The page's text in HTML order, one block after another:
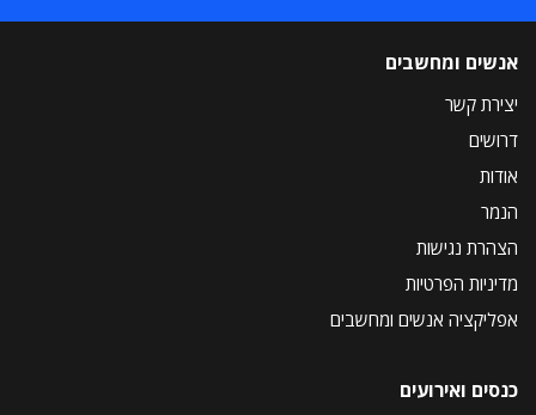
אנשים ומחשבים
יצירת קשר
דרושים
אודות
הנמר
הצהרת נגישות
מדיניות הפרטיות
אפליקציה אנשים ומחשבים
כנסים ואירועים